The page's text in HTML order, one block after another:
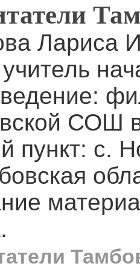
Лариса
учитель
СОШ
пункт: с.